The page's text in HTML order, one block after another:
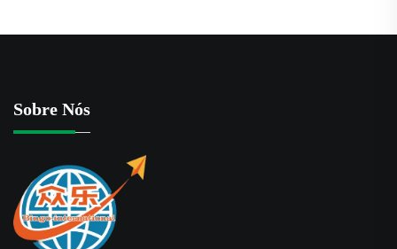
Sobre Nós